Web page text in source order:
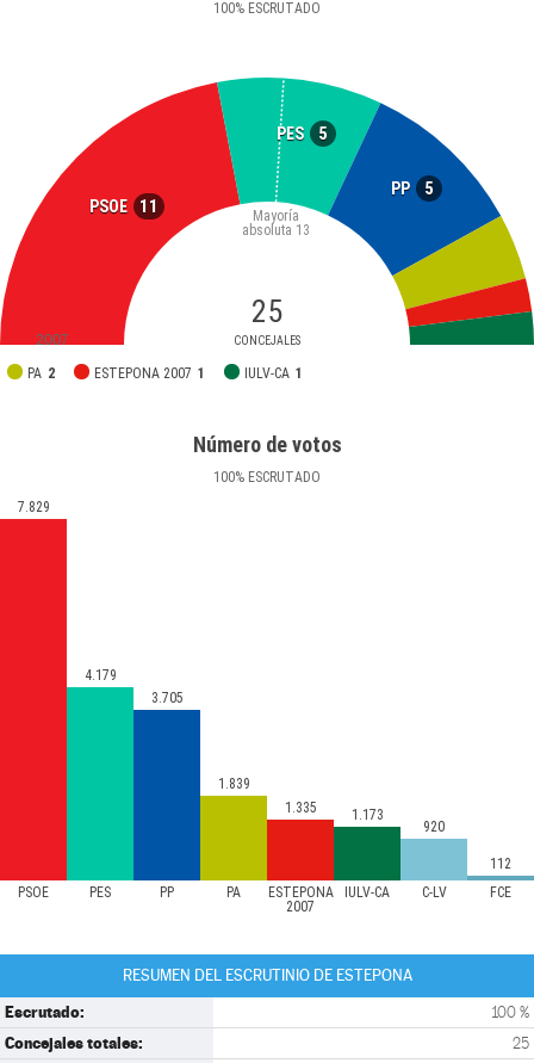
100% ESCRUTADO
PSOE 11
PES 5
PP 5
25
CONCEJALES
Mayoría
absoluta 13
PA 2 ESTEPONA 2007 1 IULV-CA 1
2007
Número de votos
100% ESCRUTADO
PSOE PES PP PA
ESTEPONA
2007
IULV-CA C-LV FCE
7.829
4.179
3.705
1.839
1.335
1.173
920
112
RESUMEN DEL ESCRUTINIO DE ESTEPONA
Escrutado: 100 %
Concejales totales: 25